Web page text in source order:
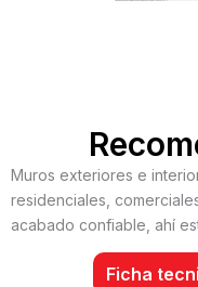
Muros exteriores e
residenciales,
acabado confiable, ahí
Ficha